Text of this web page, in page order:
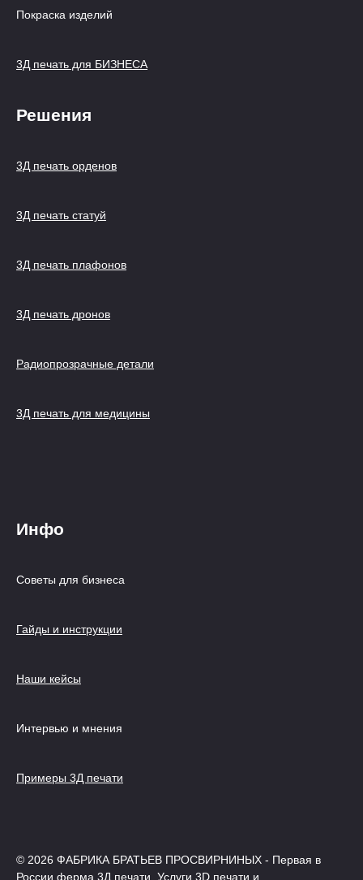
Покраска изделий
3Д печать для БИЗНЕСА
Решения
3Д печать орденов
3Д печать статуй
3Д печать плафонов
3Д печать дронов
Радиопрозрачные детали
3Д печать для медицины
Инфо
Советы для бизнеса
Гайды и инструкции
Наши кейсы
Интервью и мнения
Примеры 3Д печати
© 2026 ФАБРИКА БРАТЬЕВ ПРОСВИРНИНЫХ - Первая в
России ферма 3Д печати, Услуги 3D печати и